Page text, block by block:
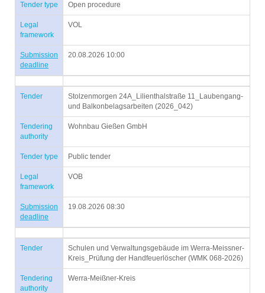
Tender type Open procedure
Legal
framework
VOL
Submission
deadline
20.08.2026 10:00
Tender
Stolzenmorgen 24A_Lilienthalstraße 11_Laubengang-
und Balkonbelagsarbeiten (2026_042)
Tendering
authority
Wohnbau Gießen GmbH
Tender type Public tender
Legal
framework
VOB
Submission
deadline
19.08.2026 08:30
Tender
Schulen und Verwaltungsgebäude im Werra-Meissner-
Kreis_Prüfung der Handfeuerlöscher (WMK 068-2026)
Tendering
authority
Werra-Meißner-Kreis